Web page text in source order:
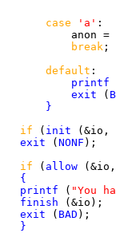
case 'a'
anon =
break
default
printf
exit (
}
if ( init (&io,
exit ( NONF
if ( allow
{
printf ( "You
finish
exit ( BAD
}